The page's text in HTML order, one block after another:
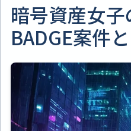
暗号資産女
BADGE案件